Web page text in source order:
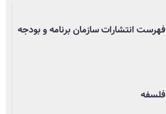
فهرست انتشارات سازمان برنامه و بودجه
فلسفه